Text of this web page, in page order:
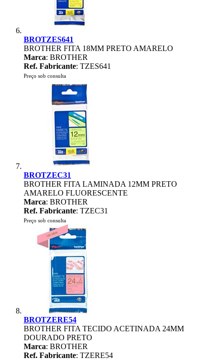
BROTZES641
BROTHER FITA 18MM PRETO AMARELO
Marca: BROTHER
Ref. Fabricante: TZES641
Preço sob consulta
BROTZEC31
BROTHER FITA LAMINADA 12MM PRETO
AMARELO FLUORESCENTE
Marca: BROTHER
Ref. Fabricante: TZEC31
Preço sob consulta
BROTZERE54
BROTHER FITA TECIDO ACETINADA 24MM
DOURADO PRETO
Marca: BROTHER
Ref. Fabricante: TZERE54